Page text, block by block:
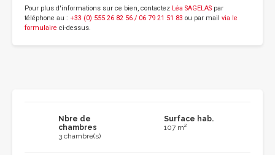
Pour plus d'informations sur ce bien, contactez Léa SAGELAS par
téléphone au : +33 (0) 555 26 82 56 / 06 79 21 51 83 ou par mail via le
formulaire ci-dessus.
Nbre de
chambres
3 chambre(s)
Surface hab.
107 m²